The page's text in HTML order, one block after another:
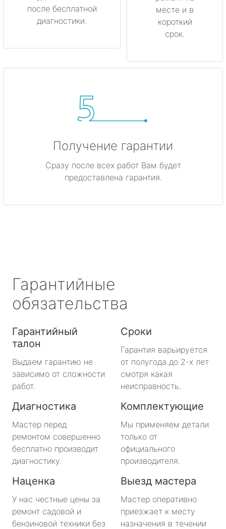
Никольское
Новая Ладога
Приозерск
Сясьстрой
Тосно
Шлиссельбург
Важины
Вырица
после бесплатной
диагностики.
месте и в
короткий
срок.
Получение гарантии
Сразу после всех работ Вам будет
предоставлена гарантия.
Гарантийные
обязательства
Гарантийный
талон
Выдаем гарантию не
зависимо от сложности
работ.
Сроки
Гарантия варьируется
от полугода до 2-х лет
смотря какая
неисправность.
Диагностика
Мастер перед
ремонтом совершенно
бесплатно производит
диагностику.
Комплектующие
Мы применяем детали
только от
официального
производителя.
Наценка
У нас честные цены за
ремонт садовой и
бензиновой техники без
Выезд мастера
Мастер оперативно
приезжает к месту
назначения в течении